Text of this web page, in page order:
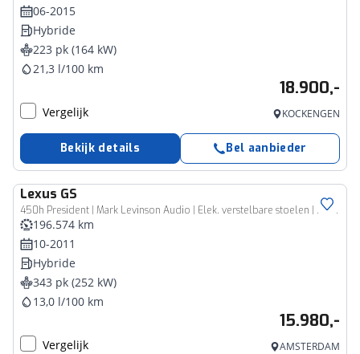
06-2015
Hybride
223 pk (164 kW)
21,3 l/100 km
18.900,-
Vergelijk KOCKENGEN
Bekijk details Bel aanbieder
Lexus GS
450h President | Mark Levinson Audio | Elek. verstelbare stoelen | Parkeersensoren V+A | *
196.574 km
10-2011
Hybride
343 pk (252 kW)
13,0 l/100 km
15.980,-
Vergelijk AMSTERDAM